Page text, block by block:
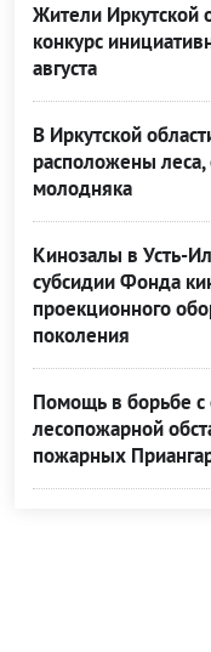
Жители Иркутской
конкурс
августа
В Иркутской
расположены
молодняка
Кинозалы в Усть-
субсидии Фонда
проекционного
поколения
Помощь в борьбе с
лесопожарной
пожарных